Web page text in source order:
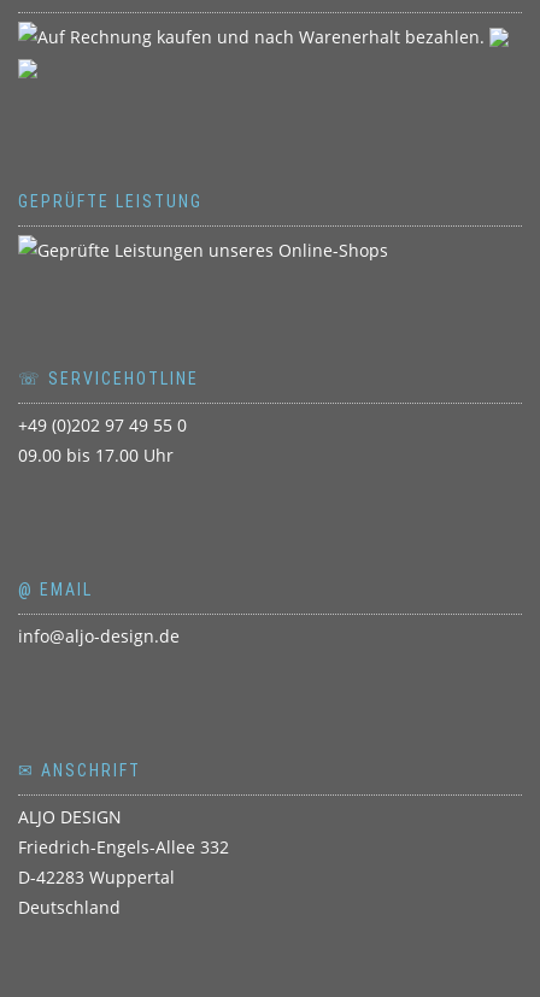
GEPRÜFTE LEISTUNG
☏ SERVICEHOTLINE
+49 (0)202 97 49 55 0
09.00 bis 17.00 Uhr
@ EMAIL
info@aljo-design.de
✉ ANSCHRIFT
ALJO DESIGN
Friedrich-Engels-Allee 332
D-42283 Wuppertal
Deutschland